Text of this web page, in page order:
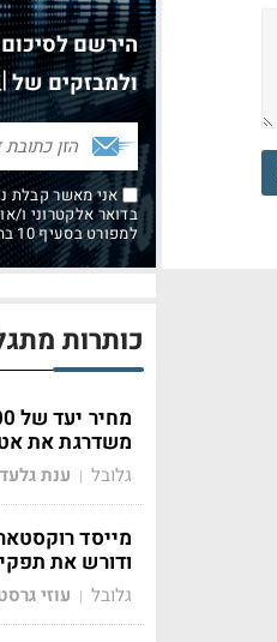
הירשם
ולמבזקים של
אני מאשר קבלת
בדואר אלקטרוני ו/
למפורט בסעיף 10 בתנאי השימוש
כותרות
משדרגת את אטסי
גלובל | ענת גלעד
ודורש את
גלובל | עוזי